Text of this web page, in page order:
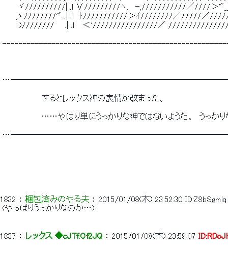
ゞ//////////| .l ∨/////////ヽ、 ｰ,///////////／////＞
,ゝ////////'" .| .l　ﾄ///////////＞ｲ////////／/////／/////
)//////// 　 .| .ｌ　 ＜'////////////////／
するとレックス神の表情が改まった。
……やはり単にうっかりな神ではないようだ。　うっかりな
1832 ： 梱包済みのやる夫 ： 2015/01/08(木) 23:52:30 ID:Z8bSgmiq
(やっぱりうっかりなのか…)
1837 ： レックス ◆cJTf.Of2JQ ： 2015/01/08(木) 23:59:07